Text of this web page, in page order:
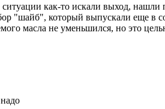
ситуации как-то искали выход,
"шайб", который выпускали еще в
масла не уменьшился, но это